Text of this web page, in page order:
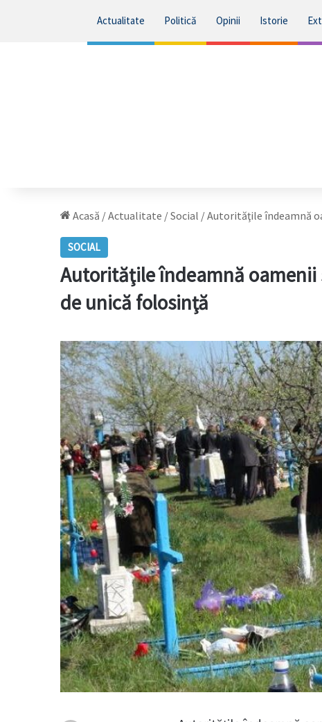
Actualitate Politică Opinii Istorie
Acasă /Actualitate /Social /Autorităţile îndeamnă
SOCIAL
Autorităţile îndeamnă oamenii
de unică folosinţă